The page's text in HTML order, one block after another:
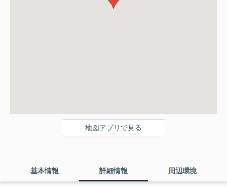
地図アプリで見る
基本情報 詳細情報 周辺環境